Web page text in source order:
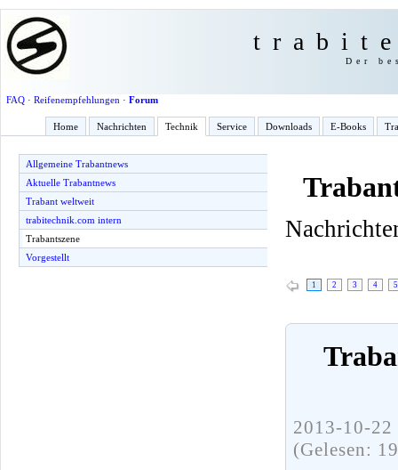
Der
FAQ· Reifenempfehlungen · Forum
Home Nachrichten Technik Service Downloads E-Books
Allgemeine Trabantnews
Aktuelle Trabantnews
Trabant weltweit
trabitechnik.com intern
Trabantszene
Vorgestellt
1 2 3 4 5
2013-10-
(Gelesen: